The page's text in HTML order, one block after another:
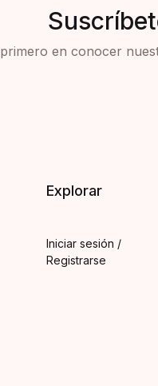
en conocer
Explorar
Iniciar sesión /
Registrarse